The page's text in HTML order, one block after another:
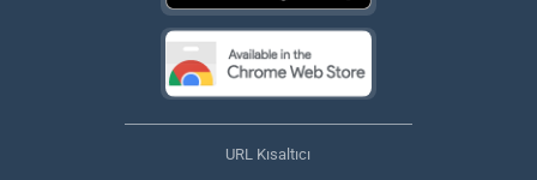
URL Kısaltıcı